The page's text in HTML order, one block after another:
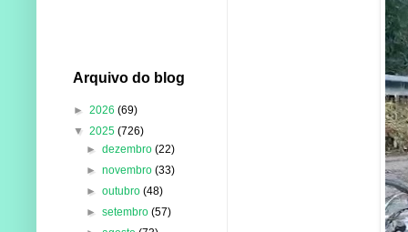
Arquivo do blog
► 2026 (69)
▼ 2025 (726)
►dezembro(22)
►novembro(33)
►outubro(48)
►setembro(57)